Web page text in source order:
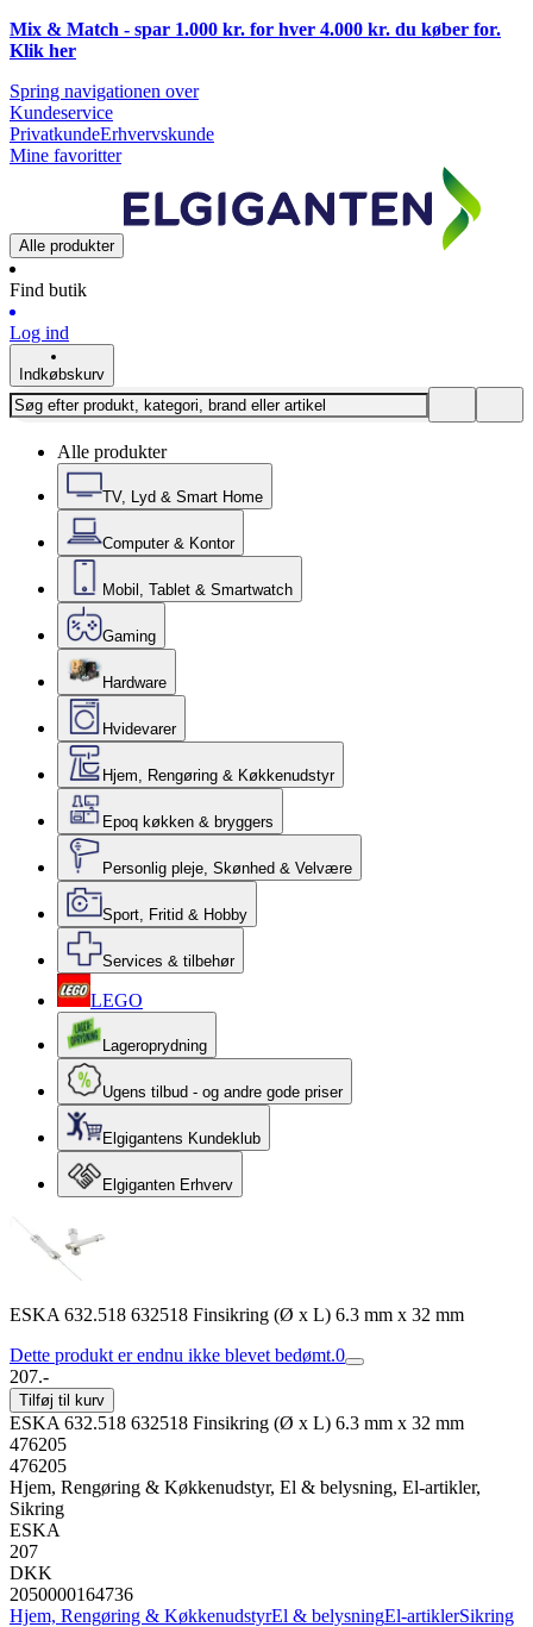
Mix & Match - spar 1.000 kr. for hver 4.000 kr. du køber for.
Klik her
Spring navigationen over
Kundeservice
PrivatkundeErhvervskunde
Mine favoritter
Alle produkter
Find butik
Log ind
Indkøbskurv
Alle produkter
TV, Lyd & Smart Home
Computer & Kontor
Mobil, Tablet & Smartwatch
Gaming
Hardware
Hvidevarer
Hjem, Rengøring & Køkkenudstyr
Epoq køkken & bryggers
Personlig pleje, Skønhed & Velvære
Sport, Fritid & Hobby
Services & tilbehør
LEGO
Lageroprydning
Ugens tilbud - og andre gode priser
Elgigantens Kundeklub
Elgiganten Erhverv
ESKA 632.518 632518 Finsikring (Ø x L) 6.3 mm x 32 mm
Dette produkt er endnu ikke blevet bedømt.0
207.-
Tilføj til kurv
ESKA 632.518 632518 Finsikring (Ø x L) 6.3 mm x 32 mm
476205
476205
Hjem, Rengøring & Køkkenudstyr, El & belysning, El-artikler,
Sikring
ESKA
207
DKK
2050000164736
Hjem, Rengøring & KøkkenudstyrEl & belysningEl-artiklerSikring